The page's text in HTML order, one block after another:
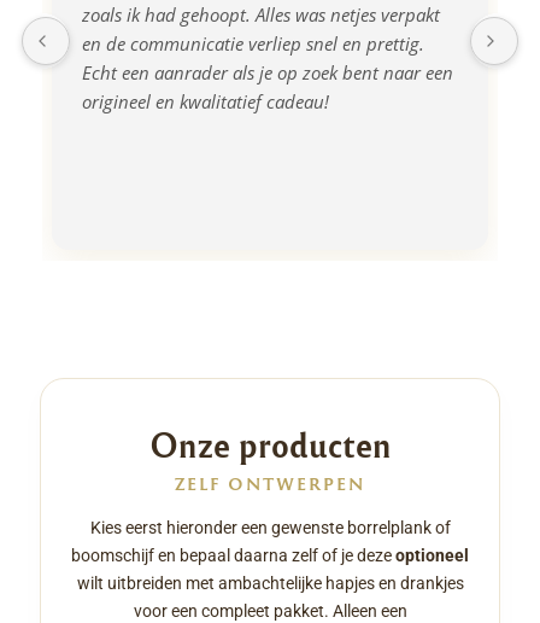
zoals ik had gehoopt. Alles was netjes verpakt
en de communicatie verliep snel en prettig.
Echt een aanrader als je op zoek bent naar een
origineel en kwalitatief cadeau!
Onze producten
ZELF ONTWERPEN
Kies eerst hieronder een gewenste borrelplank of
boomschijf en bepaal daarna zelf of je dezeoptioneel
wilt uitbreiden met ambachtelijke hapjes en drankjes
voor een compleet pakket. Alleen een